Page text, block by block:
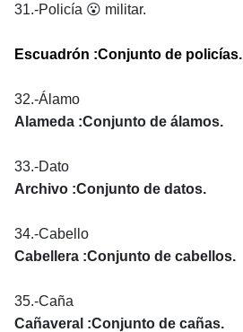
31.-Policía 😮 militar.
Escuadrón :Conjunto de policías.
32.-Álamo
Alameda :Conjunto de álamos.
33.-Dato
Archivo :Conjunto de datos.
34.-Cabello
Cabellera :Conjunto de cabellos.
35.-Caña
Cañaveral :Conjunto de cañas.